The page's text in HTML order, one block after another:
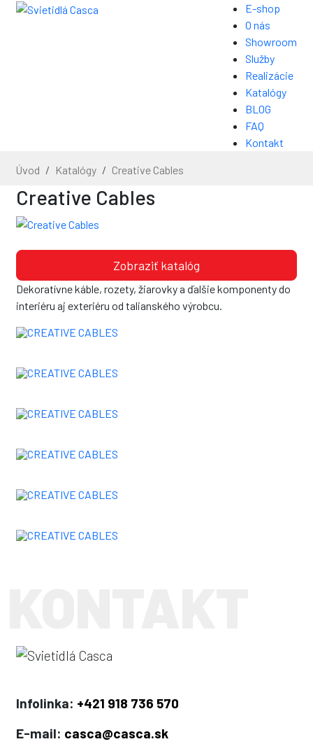
E-shop
O nás
Showroom
Služby
Realizácie
Katalógy
BLOG
FAQ
Kontakt
Úvod Katalógy Creative Cables
Creative Cables
Zobraziť katalóg
Dekoratívne káble, rozety, žiarovky a ďalšie komponenty do
interiéru aj exteriéru od talianského výrobcu.
Infolinka: +421 918 736 570
E-mail: casca@casca.sk